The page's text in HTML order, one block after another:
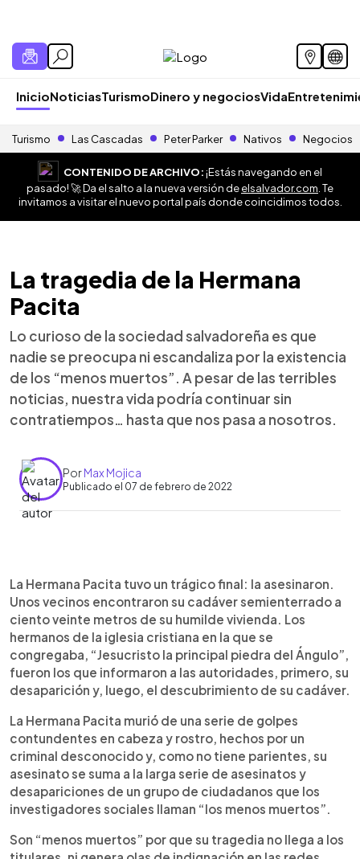
InicioNoticiasTurismoDinero y negociosVida
Turismo Las Cascadas Peter Parker Nativos Negocios
CONTENIDO DE ARCHIVO:¡Estás navegando en el
pasado! 🚀 Da el salto a la nueva versión deelsalvador.com . Te
invitamos a visitar el nuevo portal país donde coincidimos todos.
La tragedia de la Hermana
Pacita
Lo curioso de la sociedad salvadoreña es que
nadie se preocupa ni escandaliza por la existencia
de los “menos muertos”. A pesar de las terribles
noticias, nuestra vida podría continuar sin
contratiempos… hasta que nos pasa a nosotros.
PorMax Mojica
Publicado el 07 de febrero de 2022
Escuchar artículo
La Hermana Pacita tuvo un trágico final: la asesinaron.
Unos vecinos encontraron su cadáver semienterrado a
ciento veinte metros de su humilde vivienda. Los
hermanos de la iglesia cristiana en la que se
congregaba, “Jesucristo la principal piedra del Ángulo”,
fueron los que informaron a las autoridades, primero, su
desaparición y, luego, el descubrimiento de su cadáver.
La Hermana Pacita murió de una serie de golpes
contundentes en cabeza y rostro, hechos por un
criminal desconocido y, como no tiene parientes, su
asesinato se suma a la larga serie de asesinatos y
desapariciones de un grupo de ciudadanos que los
investigadores sociales llaman “los menos muertos”.
Son “menos muertos” por que su tragedia no llega a los